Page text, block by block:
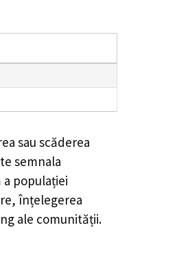
sau scăderea
semnala
populației
înțelegerea
ale comunității.